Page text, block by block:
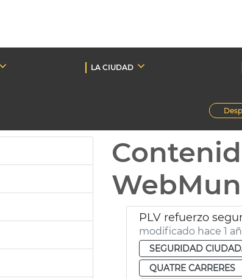
LA CIUDAD
PLV refuerzo
modificado hace 1
SEGURIDAD
QUATRE CARRERES